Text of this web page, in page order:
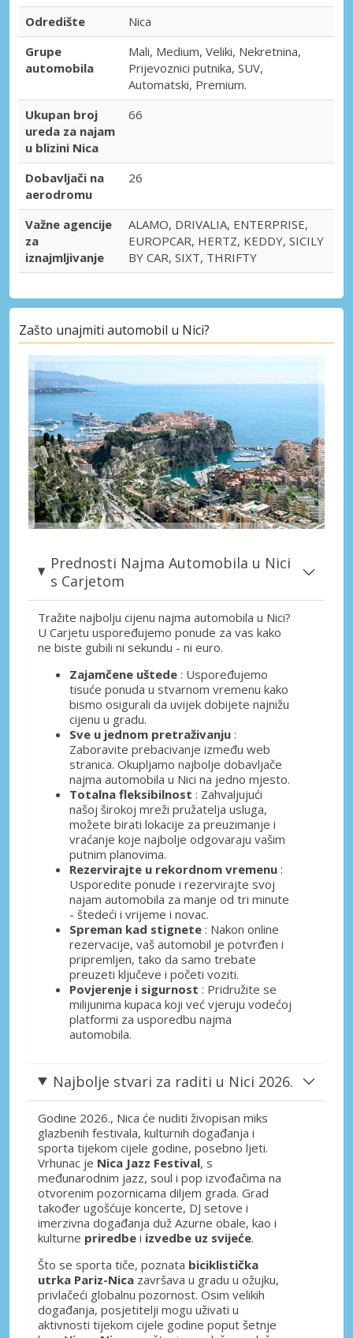
Odredište
Nica
Grupe
automobila
Mali, Medium, Veliki, Nekretnina,
Prijevoznici putnika, SUV,
Automatski, Premium.
Ukupan broj
ureda za najam
u blizini Nica
66
Dobavljači na
aerodromu
26
Važne agencije
za
iznajmljivanje
ALAMO, DRIVALIA, ENTERPRISE,
EUROPCAR, HERTZ, KEDDY, SICILY
BY CAR, SIXT, THRIFTY
Zašto unajmiti automobil u Nici?
Prednosti Najma Automobila u Nici
s Carjetom
Tražite najbolju cijenu najma automobila u Nici?
U Carjetu uspoređujemo ponude za vas kako
ne biste gubili ni sekundu - ni euro.
Zajamčene uštede : Uspoređujemo
tisuće ponuda u stvarnom vremenu kako
bismo osigurali da uvijek dobijete najnižu
cijenu u gradu.
Sve u jednom pretraživanju :
Zaboravite prebacivanje između web
stranica. Okupljamo najbolje dobavljače
najma automobila u Nici na jedno mjesto.
Totalna fleksibilnost : Zahvaljujući
našoj širokoj mreži pružatelja usluga,
možete birati lokacije za preuzimanje i
vraćanje koje najbolje odgovaraju vašim
putnim planovima.
Rezervirajte u rekordnom vremenu :
Usporedite ponude i rezervirajte svoj
najam automobila za manje od tri minute
- štedeći i vrijeme i novac.
Spreman kad stignete : Nakon online
rezervacije, vaš automobil je potvrđen i
pripremljen, tako da samo trebate
preuzeti ključeve i početi voziti.
Povjerenje i sigurnost : Pridružite se
milijunima kupaca koji već vjeruju vodećoj
platformi za usporedbu najma
automobila.
Najbolje stvari za raditi u Nici 2026.
Godine 2026., Nica će nuditi živopisan miks
glazbenih festivala, kulturnih događanja i
sporta tijekom cijele godine, posebno ljeti.
Vrhunac je Nica Jazz Festival, s
međunarodnim jazz, soul i pop izvođačima na
otvorenim pozornicama diljem grada. Grad
također ugošćuje koncerte, DJ setove i
imerzivna događanja duž Azurne obale, kao i
kulturne priredbe i izvedbe uz svijeće.
Što se sporta tiče, poznata biciklistička
utrka Pariz-Nica završava u gradu u ožujku,
privlačeći globalnu pozornost. Osim velikih
događanja, posjetitelji mogu uživati u
aktivnosti tijekom cijele godine poput šetnje